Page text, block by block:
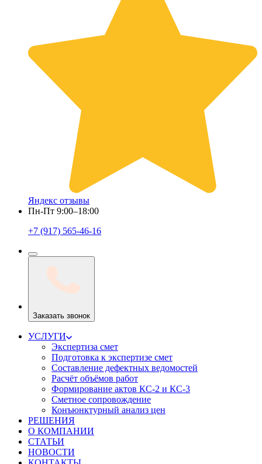
Яндекс отзывы
Пн-Пт 9:00–18:00
+7 (917) 565-46-16
Заказать звонок
УСЛУГИ
Экспертиза смет
Подготовка к экспертизе смет
Составление дефектных ведомостей
Расчёт объёмов работ
Формирование актов КС-2 и КС-3
Сметное сопровождение
Конъюнктурный анализ цен
РЕШЕНИЯ
О КОМПАНИИ
СТАТЬИ
НОВОСТИ